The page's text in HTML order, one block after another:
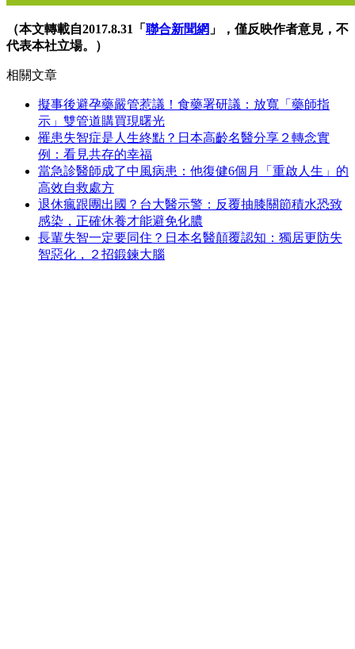
（本文轉載自2017.8.31「 聯合新聞網 」，僅反映作者意見，不
代表本社立場。）
相關文章
擬事後避孕藥嚴管惹議！食藥署研議：放寬「藥師指
示」雙管道購買現曙光
罹患失智症是人生終點？日本高齡名醫分享２轉念實
例：看見共存的幸福
當急診醫師成了中風病患：他復健6個月「重啟人生」的
高效自救處方
退休瘋跟團出國？台大醫示警：反覆抽膝關節積水恐致
感染，正確休養才能避免化膿
長輩失智一定要同住？日本名醫顛覆認知：獨居更防失
智惡化，２招鍛鍊大腦